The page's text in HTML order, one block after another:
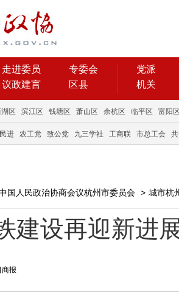
走进委员
专委会
议政建言 区县
党派
机关
区 滨江区 钱塘区 萧山区 余杭区 临平区 富阳
民进 农工党 致公党 九三学社 工商联 市总工会
国人民政治协商会议杭州市委员会 > 城市杭
建设再迎新进
报